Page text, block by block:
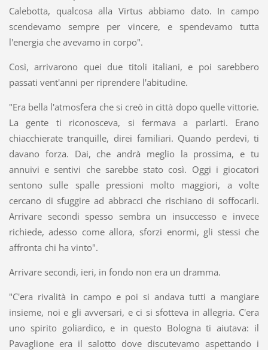
Calebotta, qualcosa alla Virtus abbiamo dato. In campo
scendevamo sempre per vincere, e spendevamo tutta
l'energia che avevamo in corpo".
Così, arrivarono quei due titoli italiani, e poi sarebbero
passati vent'anni per riprendere l'abitudine.
"Era bella l'atmosfera che si creò in città dopo quelle vittorie.
La gente ti riconosceva, si fermava a parlarti. Erano
chiacchierate tranquille, direi familiari. Quando perdevi, ti
davano forza. Dai, che andrà meglio la prossima, e tu
annuivi e sentivi che sarebbe stato così. Oggi i giocatori
sentono sulle spalle pressioni molto maggiori, a volte
cercano di sfuggire ad abbracci che rischiano di soffocarli.
Arrivare secondi spesso sembra un insuccesso e invece
richiede, adesso come allora, sforzi enormi, gli stessi che
affronta chi ha vinto".
Arrivare secondi, ieri, in fondo non era un dramma.
"C'era rivalità in campo e poi si andava tutti a mangiare
insieme, noi e gli avversari, e ci si sfotteva in allegria. C'era
uno spirito goliardico, e in questo Bologna ti aiutava: il
Pavaglione era il salotto dove discutevamo aspettando i